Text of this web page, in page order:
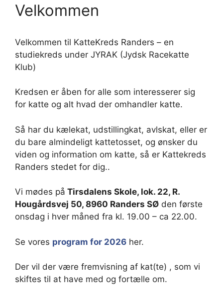
Velkommen
Velkommen til KatteKreds Randers – en
studiekreds under JYRAK (Jydsk Racekatte
Klub)
Kredsen er åben for alle som interesserer sig
for katte og alt hvad der omhandler katte.
Så har du kælekat, udstillingkat, avlskat, eller er
du bare almindeligt kattetosset, og ønsker du
viden og information om katte, så er Kattekreds
Randers stedet for dig..
Vi mødes på Tirsdalens Skole, lok. 22, R.
Hougårdsvej 50, 8960 Randers SØ den første
onsdag i hver måned fra kl. 19.00 – ca 22.00.
Se vores program for 2026 her.
Der vil der være fremvisning af kat(te) , som vi
skiftes til at have med og fortælle om.